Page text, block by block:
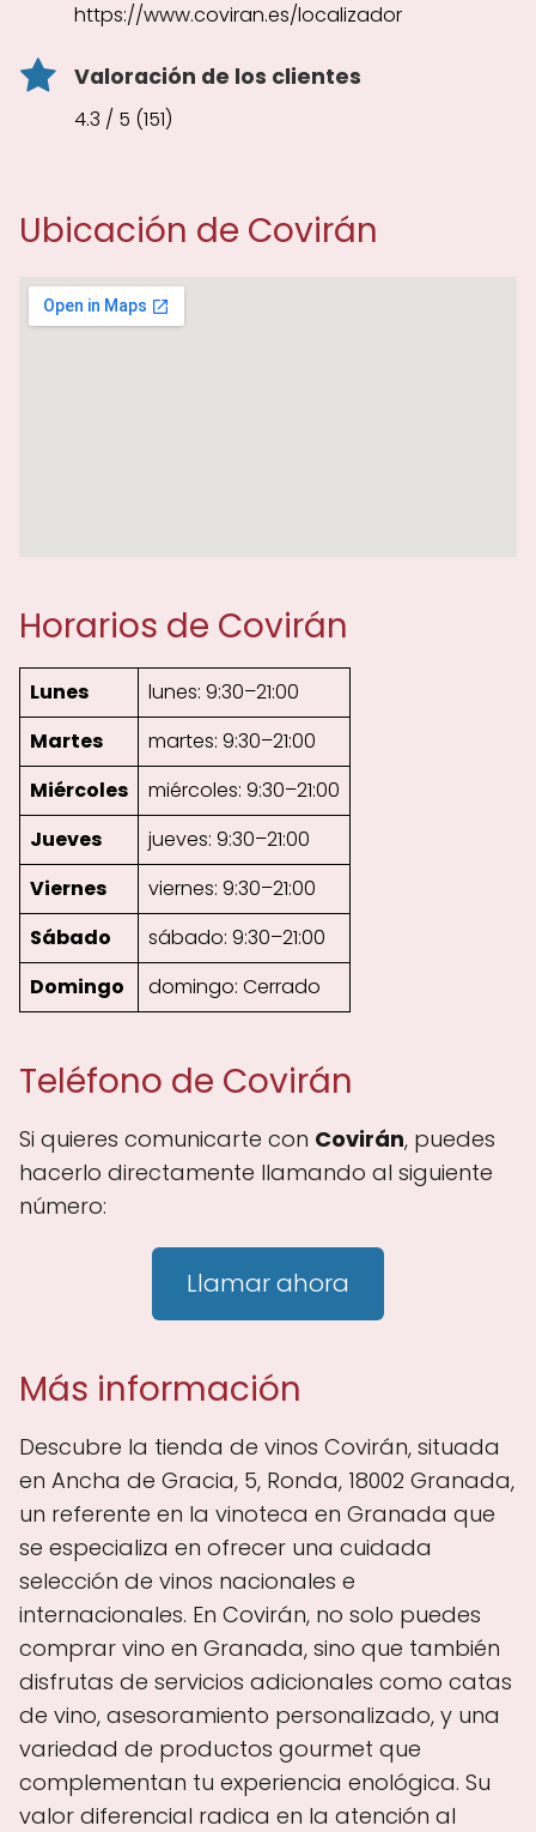
https://www.coviran.es/localizador
Valoración de los clientes
4.3 / 5 (151)
Ubicación de Covirán
Horarios de Covirán
Lunes
lunes: 9:30–21:00
Martes
martes: 9:30–21:00
Miércoles
miércoles: 9:30–21:00
Jueves
jueves: 9:30–21:00
Viernes
viernes: 9:30–21:00
Sábado
sábado: 9:30–21:00
Domingo
domingo: Cerrado
Teléfono de Covirán
Si quieres comunicarte con Covirán, puedes
hacerlo directamente llamando al siguiente
número:
Llamar ahora
Más información
Descubre la tienda de vinos Covirán, situada
en Ancha de Gracia, 5, Ronda, 18002 Granada,
un referente en la vinoteca en Granada que
se especializa en ofrecer una cuidada
selección de vinos nacionales e
internacionales. En Covirán, no solo puedes
comprar vino en Granada, sino que también
disfrutas de servicios adicionales como catas
de vino, asesoramiento personalizado, y una
variedad de productos gourmet que
complementan tu experiencia enológica. Su
valor diferencial radica en la atención al